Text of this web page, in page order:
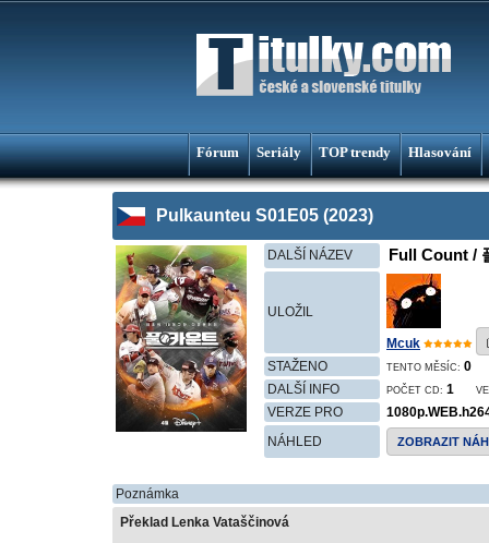
Fórum Seriály TOP trendy Hlasování
Pulkaunteu S01E05 (2023)
DALŠÍ NÁZEV Full Count /
ULOŽIL
Mcuk
STAŽENO
TENTO MĚSÍC: 0
DALŠÍ INFO
POČET CD: 1
VERZE PRO
NÁHLED ZOBRAZIT
Poznámka
Překlad Lenka Vataščinová